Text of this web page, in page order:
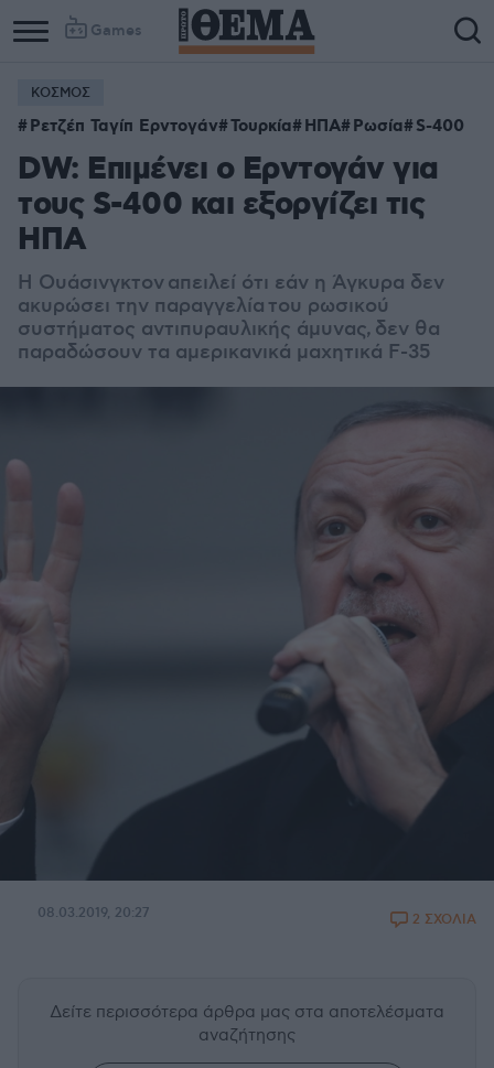
Games
ΚΟΣΜΟΣ
Ρετζέπ Ταγίπ Ερντογάν Τουρκία ΗΠΑ Ρωσία S-400
DW: Επιμένει ο Ερντογάν για
τους S-400 και εξοργίζει τις
ΗΠΑ
Η Ουάσινγκτον απειλεί ότι εάν η Άγκυρα δεν
ακυρώσει την παραγγελία του ρωσικού
συστήματος αντιπυραυλικής άμυνας, δεν θα
παραδώσουν τα αμερικανικά μαχητικά F-35
08.03.2019, 20:27 2 ΣΧΟΛΙΑ
Δείτε περισσότερα άρθρα μας στα αποτελέσματα
αναζήτησης